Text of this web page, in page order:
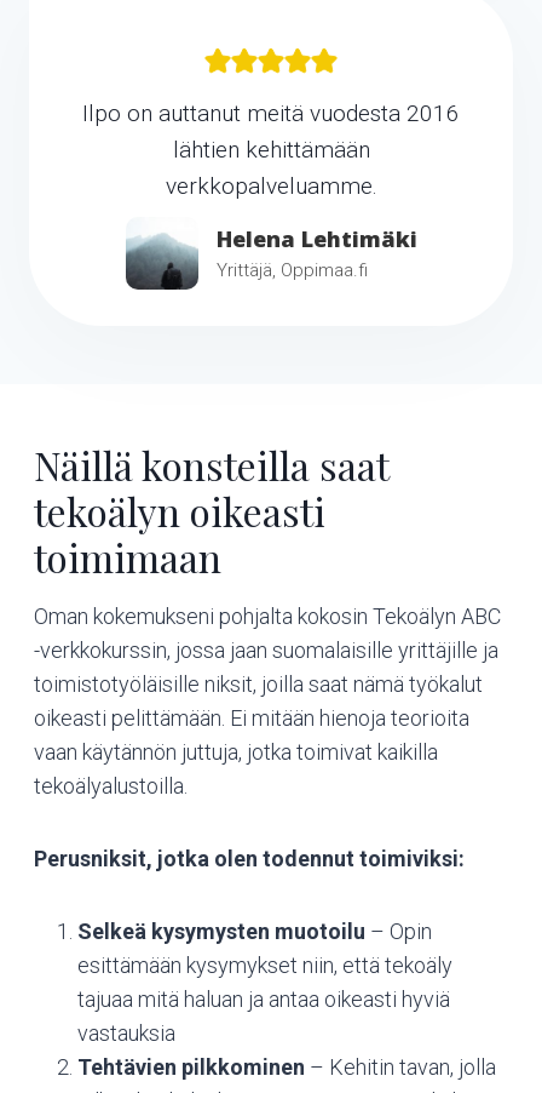
Ilpo on auttanut meitä vuodesta 2016
lähtien kehittämään
verkkopalveluamme.
Helena Lehtimäki
Yrittäjä, Oppimaa.fi
Näillä konsteilla saat
tekoälyn oikeasti
toimimaan
Oman kokemukseni pohjalta kokosin Tekoälyn ABC
-verkkokurssin, jossa jaan suomalaisille yrittäjille ja
toimistotyöläisille niksit, joilla saat nämä työkalut
oikeasti pelittämään. Ei mitään hienoja teorioita
vaan käytännön juttuja, jotka toimivat kaikilla
tekoälyalustoilla.
Perusniksit, jotka olen todennut toimiviksi:
Selkeä kysymysten muotoilu – Opin
esittämään kysymykset niin, että tekoäly
tajuaa mitä haluan ja antaa oikeasti hyviä
vastauksia
Tehtävien pilkkominen – Kehitin tavan, jolla